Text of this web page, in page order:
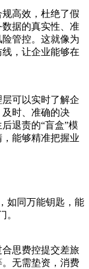
高效，杜绝了假
据的真实性、准
管控。这就像为
，让企业能够在
可以实时了解企
时、准确的决
退责的“盲盒”模
能够精准把握业
如同万能钥匙，能
。
思费控提交差旅
无需垫资，消费